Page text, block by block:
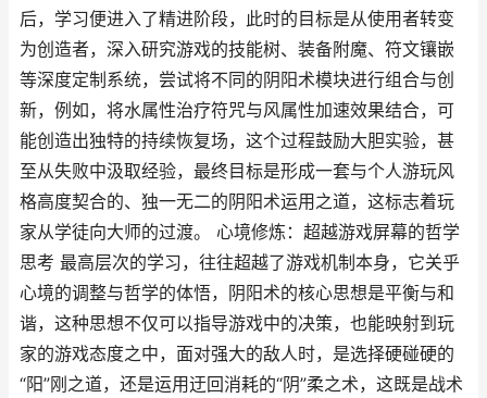
后，学习便进入了精进阶段，此时的目标是从使用者转变
为创造者，深入研究游戏的技能树、装备附魔、符文镶嵌
等深度定制系统，尝试将不同的阴阳术模块进行组合与创
新，例如，将水属性治疗符咒与风属性加速效果结合，可
能创造出独特的持续恢复场，这个过程鼓励大胆实验，甚
至从失败中汲取经验，最终目标是形成一套与个人游玩风
格高度契合的、独一无二的阴阳术运用之道，这标志着玩
家从学徒向大师的过渡。 心境修炼：超越游戏屏幕的哲学
思考 最高层次的学习，往往超越了游戏机制本身，它关乎
心境的调整与哲学的体悟，阴阳术的核心思想是平衡与和
谐，这种思想不仅可以指导游戏中的决策，也能映射到玩
家的游戏态度之中，面对强大的敌人时，是选择硬碰硬的
“阳”刚之道，还是运用迂回消耗的“阴”柔之术，这既是战术